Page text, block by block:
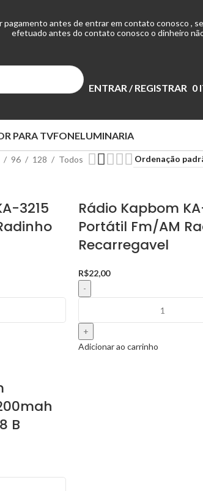
pagamento antes de entrar em contato conosco ,
efetuado antes do contato conosco o dinheiro
ENTRAR / REGISTRAR 0
PARA TVFONELUMINARIA
96 128 Todos
3215
Rádio Kapbom
Portátil Fm/AM
Recarregavel
R$22,00
Adicionar ao carrinho
B